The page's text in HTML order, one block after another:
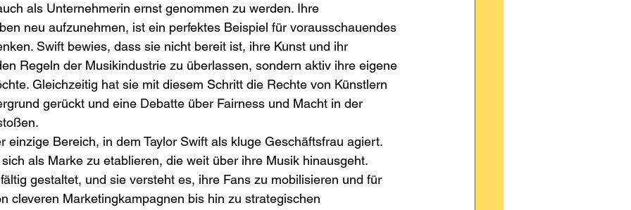
als Unternehmerin ernst genommen zu werden. Ihre
neu aufzunehmen, ist ein perfektes Beispiel für vorausschauendes
Swift bewies, dass sie nicht bereit ist, ihre Kunst und ihr
Regeln der Musikindustrie zu überlassen, sondern aktiv ihre eigene
Gleichzeitig hat sie mit diesem Schritt die Rechte von Künstlern
gerückt und eine Debatte über Fairness und Macht in der
einzige Bereich, in dem Taylor Swift als kluge Geschäftsfrau agiert.
als Marke zu etablieren, die weit über ihre Musik hinausgeht.
gestaltet, und sie versteht es, ihre Fans zu mobilisieren und für
cleveren Marketingkampagnen bis hin zu strategischen